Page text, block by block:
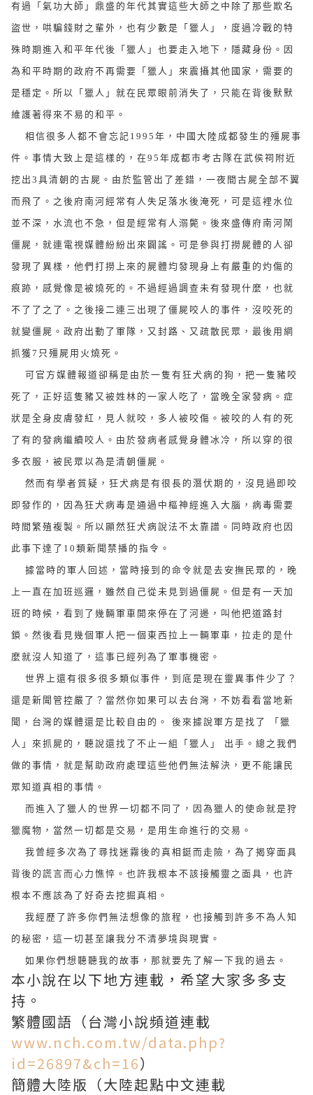
有過「氣功大師」鼎盛的年代其實這些大師之中除了那些欺名
盜世，哄騙錢財之輩外，也有少數是「獵人」，度過冷戰的特
殊時期進入和平年代後「獵人」也要走入地下，隱藏身份。因
為和平時期的政府不再需要「獵人」來震攝其他國家，需要的
是穩定。所以「獵人」就在民眾眼前消失了，只能在背後默默
維護著得來不易的和平。
相信很多人都不會忘記1995年，中國大陸成都發生的殭屍事
件。事情大致上是這樣的，在95年成都市考古隊在武侯祠附近
挖出3具清朝的古屍。由於監管出了差錯，一夜間古屍全部不翼
而飛了。之後府南河經常有人失足落水後淹死，可是這裡水位
並不深，水流也不急，但是經常有人溺斃。後來盛傳府南河鬧
僵屍，就連電視媒體紛紛出來闢謠。可是參與打撈屍體的人卻
發現了異樣，他們打撈上來的屍體均發現身上有嚴重的灼傷的
痕跡，感覺像是被燒死的。不過經過調查未有發現什麼，也就
不了了之了。之後接二連三出現了僵屍咬人的事件，沒咬死的
就變僵屍。政府出動了軍隊，又封路、又疏散民眾，最後用網
抓獲7只殭屍用火燒死。
可官方媒體報道卻稱是由於一隻有狂犬病的狗，把一隻豬咬
死了，正好這隻豬又被姓林的一家人吃了，當晚全家發病。症
狀是全身皮膚發紅，見人就咬，多人被咬傷。被咬的人有的死
了有的發病繼續咬人。由於發病者感覺身體冰冷，所以穿的很
多衣服，被民眾以為是清朝僵屍。
然而有學者質疑，狂犬病是有很長的潛伏期的，沒見過即咬
即發作的，因為狂犬病毒是通過中樞神經進入大腦，病毒需要
時間繁殖複製。所以顯然狂犬病說法不太靠譜。同時政府也因
此事下達了10類新聞禁播的指令。
據當時的軍人回述，當時接到的命令就是去安撫民眾的，晚
上一直在加班巡邏，雖然自己從未見到過僵屍。但是有一天加
班的時候，看到了幾輛軍車開來停在了河邊，叫他把道路封
鎖。然後看見幾個軍人把一個東西拉上一輛軍車，拉走的是什
麼就沒人知道了，這事已經列為了軍事機密。
世界上還有很多很多類似事件，到底是現在靈異事件少了？
還是新聞管控嚴了？當然你如果可以去台灣，不妨看看當地新
聞，台灣的媒體還是比較自由的。 後來據說軍方是找了 「獵
人」來抓屍的，聽說還找了不止一組「獵人」 出手。總之我們
做的事情，就是幫助政府處理這些他們無法解決，更不能讓民
眾知道真相的事情。
而進入了獵人的世界一切都不同了，因為獵人的使命就是狩
獵魔物，當然一切都是交易，是用生命進行的交易。
我曾經多次為了尋找迷霧後的真相鋌而走險，為了揭穿面具
背後的謊言而心力憔悴。也許我根本不該接觸靈之面具，也許
根本不應該為了好奇去挖掘真相。
我經歷了許多你們無法想像的旅程，也接觸到許多不為人知
的秘密，這一切甚至讓我分不清夢境與現實。
如果你們想聽聽我的故事，那就要先了解一下我的過去。
本小說在以下地方連載，希望大家多多支
持。
繁體國語（台灣小說頻道連載
www.nch.com.tw/data.php?
id=26897&ch=16）
簡體大陸版（大陸起點中文連載